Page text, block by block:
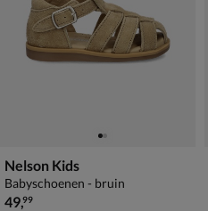
Nelson Kids
Babyschoenen - bruin
€ 49,99
49,99